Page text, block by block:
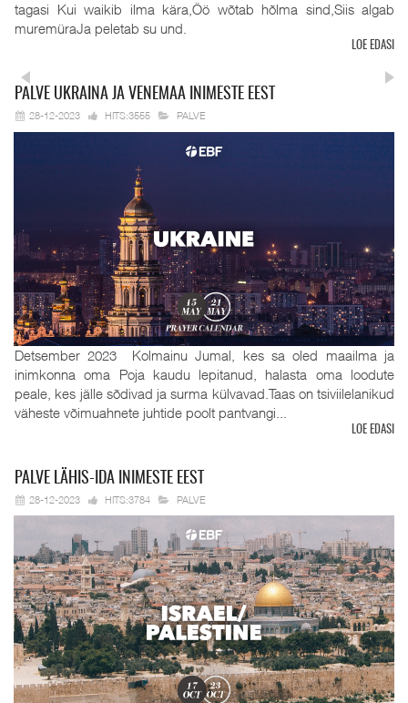
tagasi Kui waikib ilma kära,Öö wõtab hõlma sind,Siis algab
muremüraJa peletab su und.
LOE EDASI
PALVE UKRAINA JA VENEMAA INIMESTE EEST
28-12-2023 HITS:3555 PALVE
Detsember 2023 Kolmainu Jumal, kes sa oled maailma ja
inimkonna oma Poja kaudu lepitanud, halasta oma loodute
peale, kes jälle sõdivad ja surma külvavad.Taas on tsiviilelanikud
väheste võimuahnete juhtide poolt pantvangi...
LOE EDASI
PALVE LÄHIS-IDA INIMESTE EEST
28-12-2023 HITS:3784 PALVE